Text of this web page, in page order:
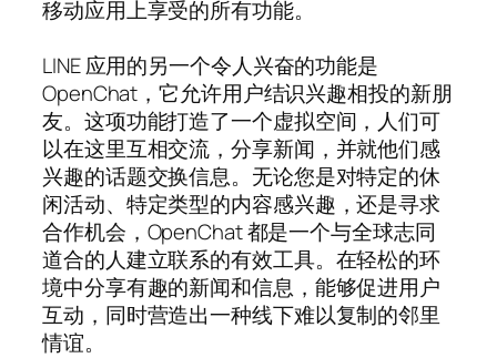
移动应用上享受的所有功能。
LINE 应用的另一个令人兴奋的功能是
OpenChat，它允许用户结识兴趣相投的新朋
友。这项功能打造了一个虚拟空间，人们可
以在这里互相交流，分享新闻，并就他们感
兴趣的话题交换信息。无论您是对特定的休
闲活动、特定类型的内容感兴趣，还是寻求
合作机会，OpenChat 都是一个与全球志同
道合的人建立联系的有效工具。在轻松的环
境中分享有趣的新闻和信息，能够促进用户
互动，同时营造出一种线下难以复制的邻里
情谊。